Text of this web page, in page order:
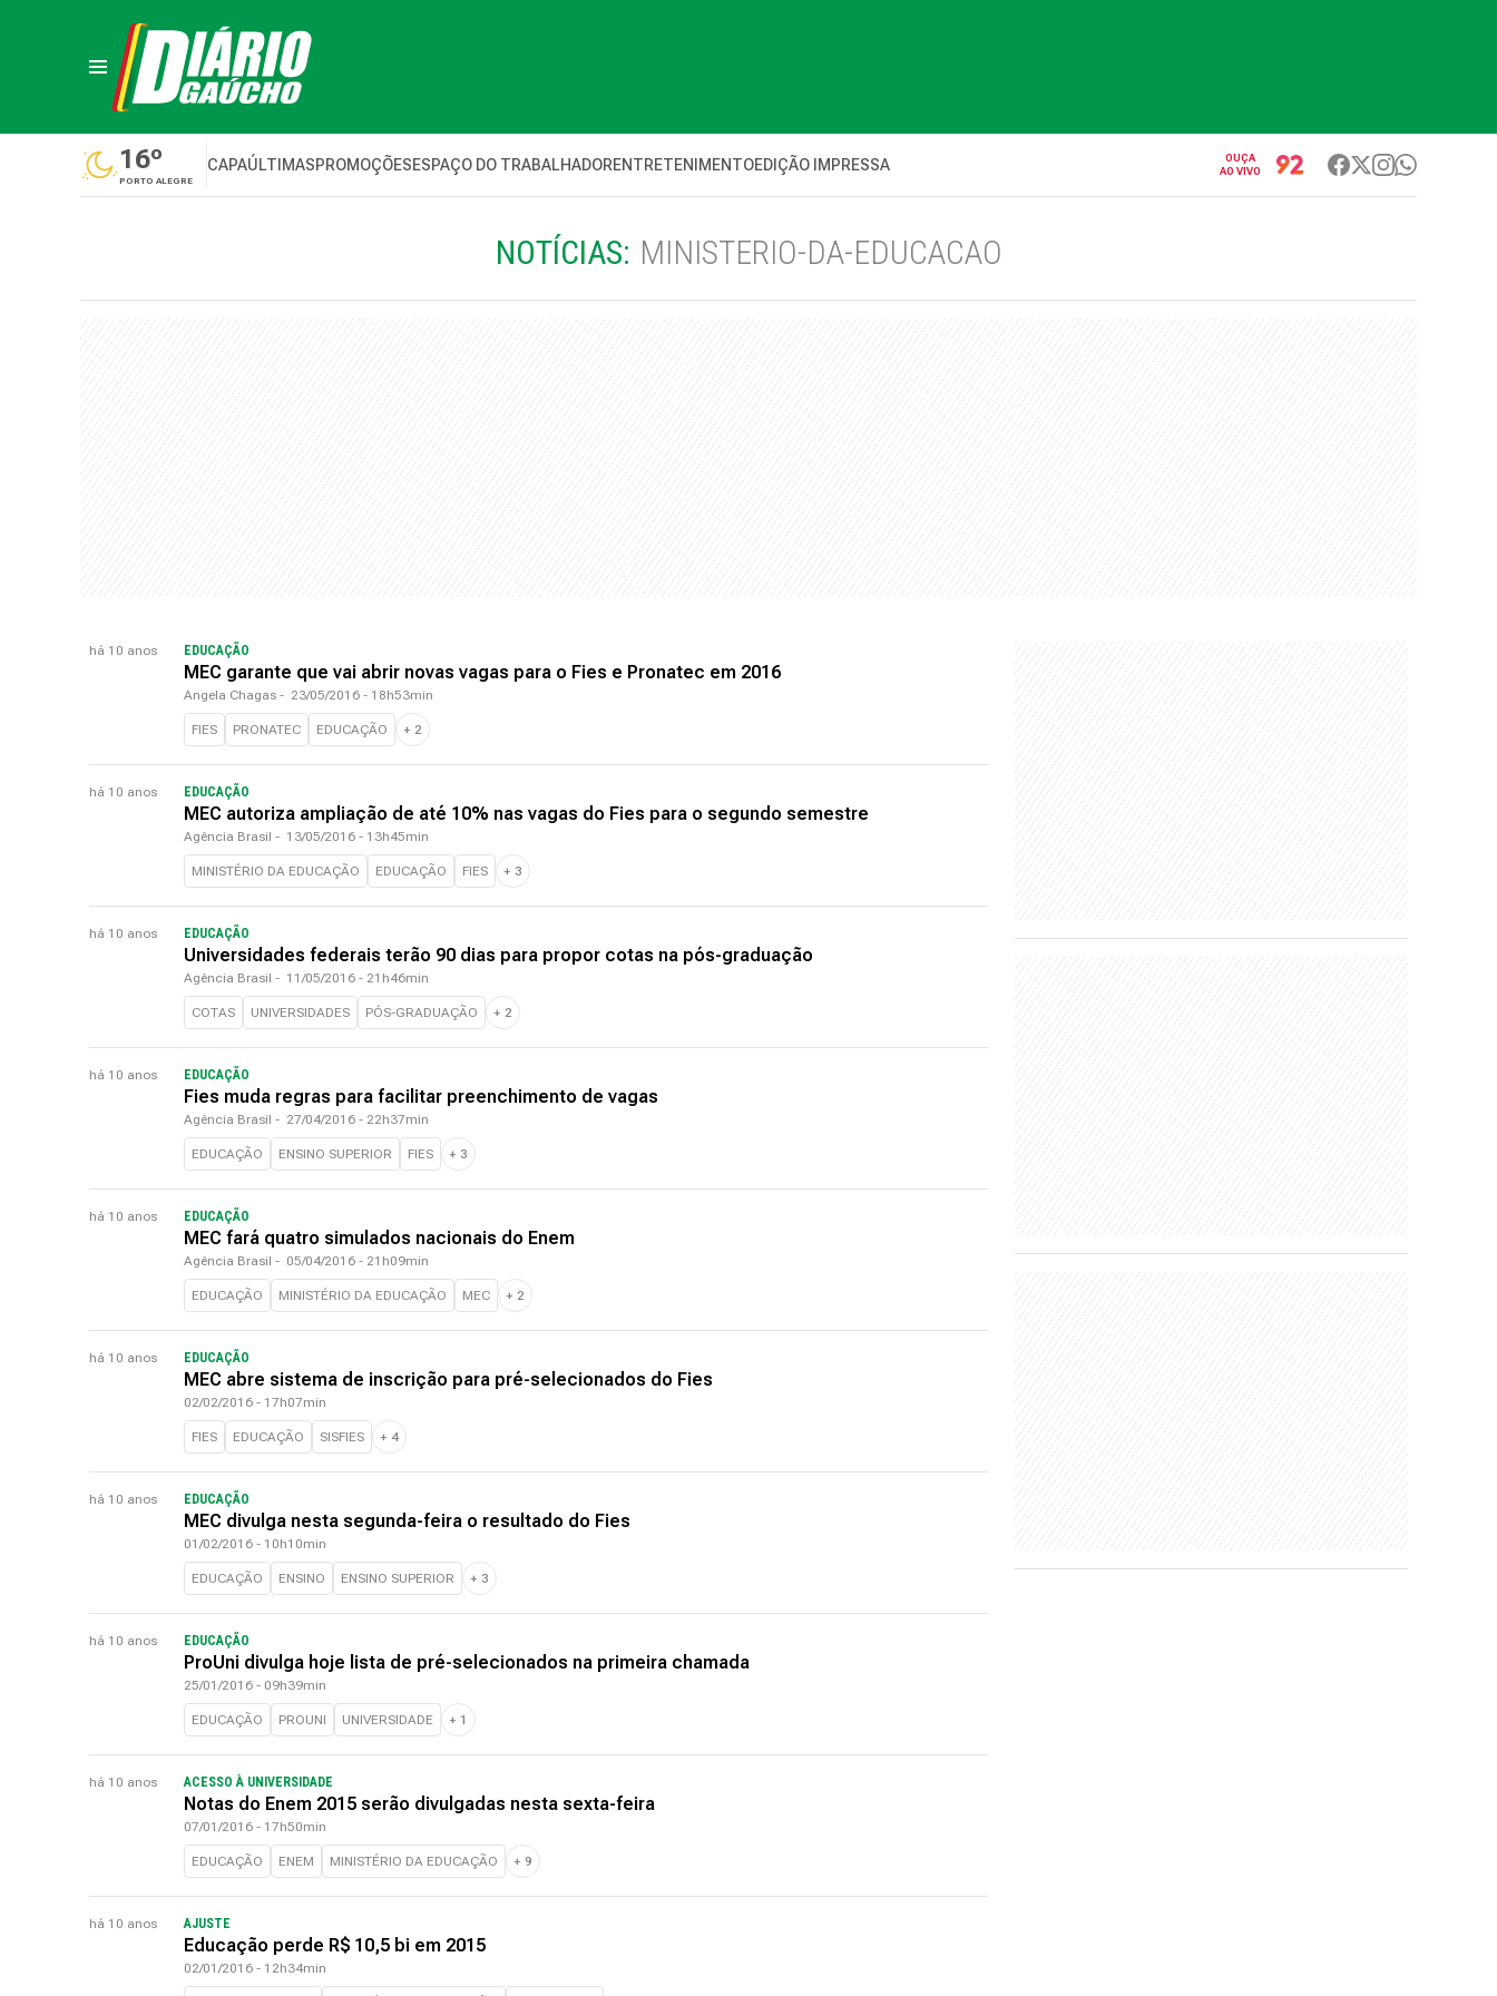
16º
PORTO ALEGRE
CAPAÚLTIMASPROMOÇÕESESPAÇO DO TRABALHADORENTRETENIMENTOEDIÇÃO IMPRESSA
OUÇA
AO VIVO
NOTÍCIAS: MINISTERIO-DA-EDUCACAO
há 10 anos EDUCAÇÃO
MEC garante que vai abrir novas vagas para o Fies e Pronatec em 2016
Angela Chagas - 23/05/2016 - 18h53min
FIES PRONATEC EDUCAÇÃO + 2
há 10 anos EDUCAÇÃO
MEC autoriza ampliação de até 10% nas vagas do Fies para o segundo semestre
Agência Brasil - 13/05/2016 - 13h45min
MINISTÉRIO DA EDUCAÇÃO EDUCAÇÃO FIES + 3
há 10 anos EDUCAÇÃO
Universidades federais terão 90 dias para propor cotas na pós-graduação
Agência Brasil - 11/05/2016 - 21h46min
COTAS UNIVERSIDADES PÓS-GRADUAÇÃO + 2
há 10 anos EDUCAÇÃO
Fies muda regras para facilitar preenchimento de vagas
Agência Brasil - 27/04/2016 - 22h37min
EDUCAÇÃO ENSINO SUPERIOR FIES + 3
há 10 anos EDUCAÇÃO
MEC fará quatro simulados nacionais do Enem
Agência Brasil - 05/04/2016 - 21h09min
EDUCAÇÃO MINISTÉRIO DA EDUCAÇÃO MEC + 2
há 10 anos EDUCAÇÃO
MEC abre sistema de inscrição para pré-selecionados do Fies
02/02/2016 - 17h07min
FIES EDUCAÇÃO SISFIES + 4
há 10 anos EDUCAÇÃO
MEC divulga nesta segunda-feira o resultado do Fies
01/02/2016 - 10h10min
EDUCAÇÃO ENSINO ENSINO SUPERIOR + 3
há 10 anos EDUCAÇÃO
ProUni divulga hoje lista de pré-selecionados na primeira chamada
25/01/2016 - 09h39min
EDUCAÇÃO PROUNI UNIVERSIDADE + 1
há 10 anos ACESSO À UNIVERSIDADE
Notas do Enem 2015 serão divulgadas nesta sexta-feira
07/01/2016 - 17h50min
EDUCAÇÃO ENEM MINISTÉRIO DA EDUCAÇÃO + 9
há 10 anos AJUSTE
Educação perde R$ 10,5 bi em 2015
02/01/2016 - 12h34min